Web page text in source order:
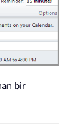
bir